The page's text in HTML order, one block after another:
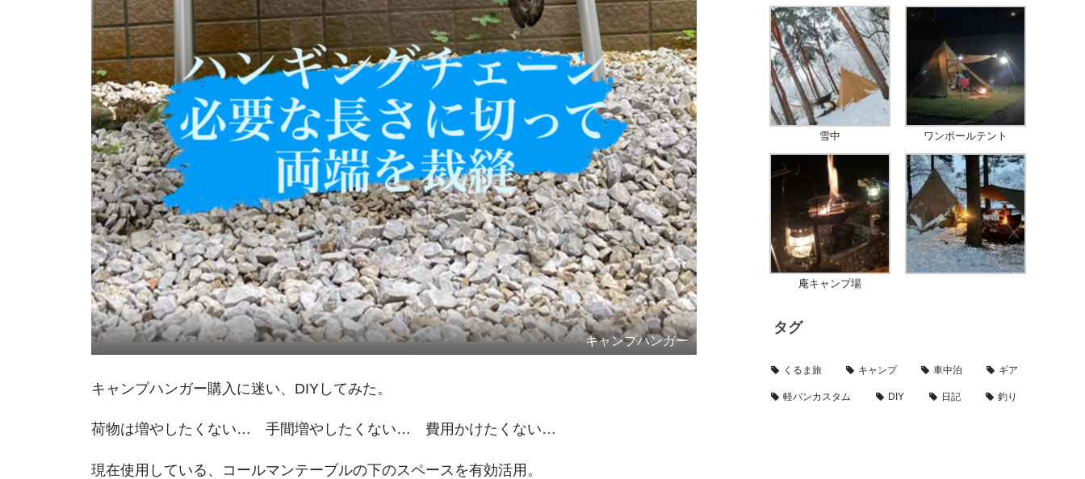
キャンプハンガー
キャンプハンガー購入に迷い、DIYしてみた。
荷物は増やしたくない… 手間増やしたくない… 費用かけたくない…
現在使用している、コールマンテーブルの下のスペースを有効活用。
雪中 ワンポールテント
庵キャンプ場
タグ
くるま旅 キャンプ 車中泊 ギア
軽バンカスタム DIY 日記 釣り